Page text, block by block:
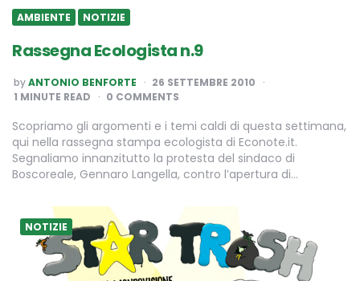
AMBIENTE NOTIZIE
Rassegna Ecologista n.9
POSTED
BY
byANTONIO BENFORTE
26 SETTEMBRE 2010
1 MINUTE READ 0 COMMENTS
Scopriamo gli argomenti e i temi caldi di questa settimana,
qui nella rassegna stampa ecologista di Econote.it.
Segnaliamo innanzitutto la protesta del sindaco di
Boscoreale, Gennaro Langella, contro l’apertura di…
NOTIZIE